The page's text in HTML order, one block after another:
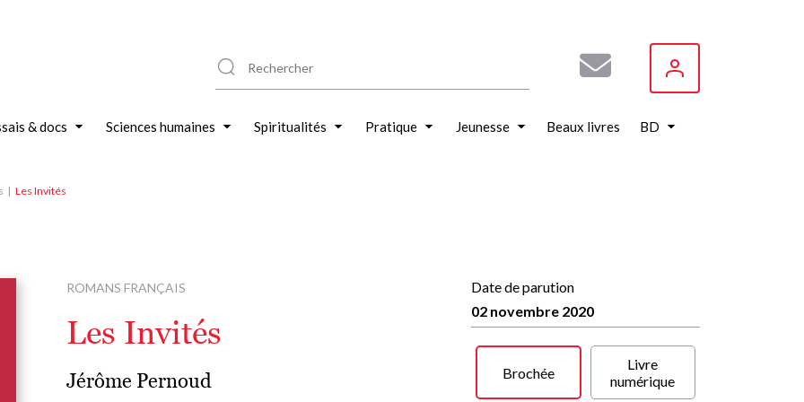
& docs Sciences humaines Spiritualités Pratique Jeunesse Beaux livres BD
Les Invités
ROMANS FRANÇAIS
Les Invités
Jérôme Pernoud
Date de parution
02 novembre 2020
Brochée
Livre
numérique